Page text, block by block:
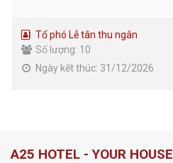
Tổ phó Lễ tân thu ngân
Số lượng: 10
Ngày kết thúc: 31/12/2026
A25 HOTEL - YOUR HOUSE